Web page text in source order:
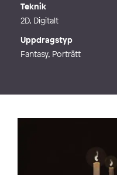
Teknik
2D, Digitalt
Uppdragstyp
Fantasy, Porträtt